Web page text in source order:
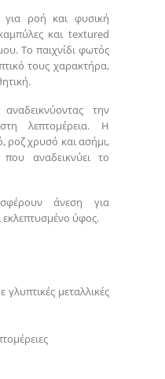
ροή και φυσική
και textured
Το παιχνίδι φωτός
τους χαρακτήρα,
την
λεπτομέρεια. Η
ροζ χρυσό και ασήμι,
αναδεικνύει το
άνεση για
ύφος.
μεταλλικές